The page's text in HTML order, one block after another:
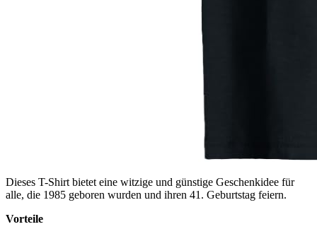
Dieses T-Shirt bietet eine witzige und günstige Geschenkidee für
alle, die 1985 geboren wurden und ihren 41. Geburtstag feiern.
Vorteile